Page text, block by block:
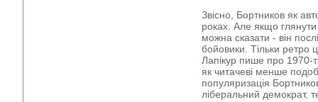
Звісно, Бортников як
роках. Але якщо
можна сказати - він
бойовики. Тільки ретро
Лапікур пише про 1970-
як читачеві менше
популяризація
ліберальний демократ,